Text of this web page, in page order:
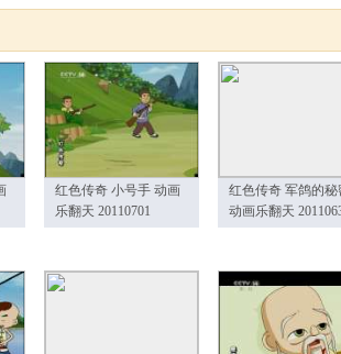
红色传奇 小号手 动画
乐翻天 20110701
红色传奇 军鸽的秘
动画乐翻天